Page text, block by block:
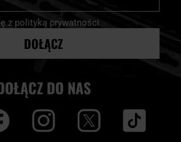
z polityką prywatności
DOŁĄCZ
DO NAS